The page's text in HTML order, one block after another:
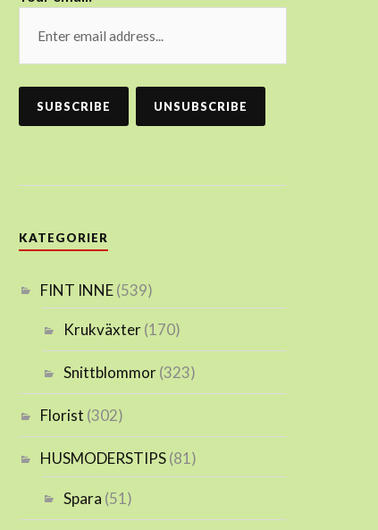
KATEGORIER
FINT INNE(539)
Krukväxter(170)
Snittblommor(323)
Florist (302)
HUSMODERSTIPS(81)
Spara (51)